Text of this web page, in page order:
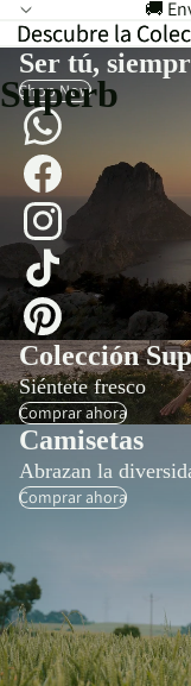
🚚
Descubre la
Descubre la
Superb
Ser tú,
Shop Now
Colección
Siéntete fresco
Comprar ahora
Camisetas
Abrazan la
Comprar ahora